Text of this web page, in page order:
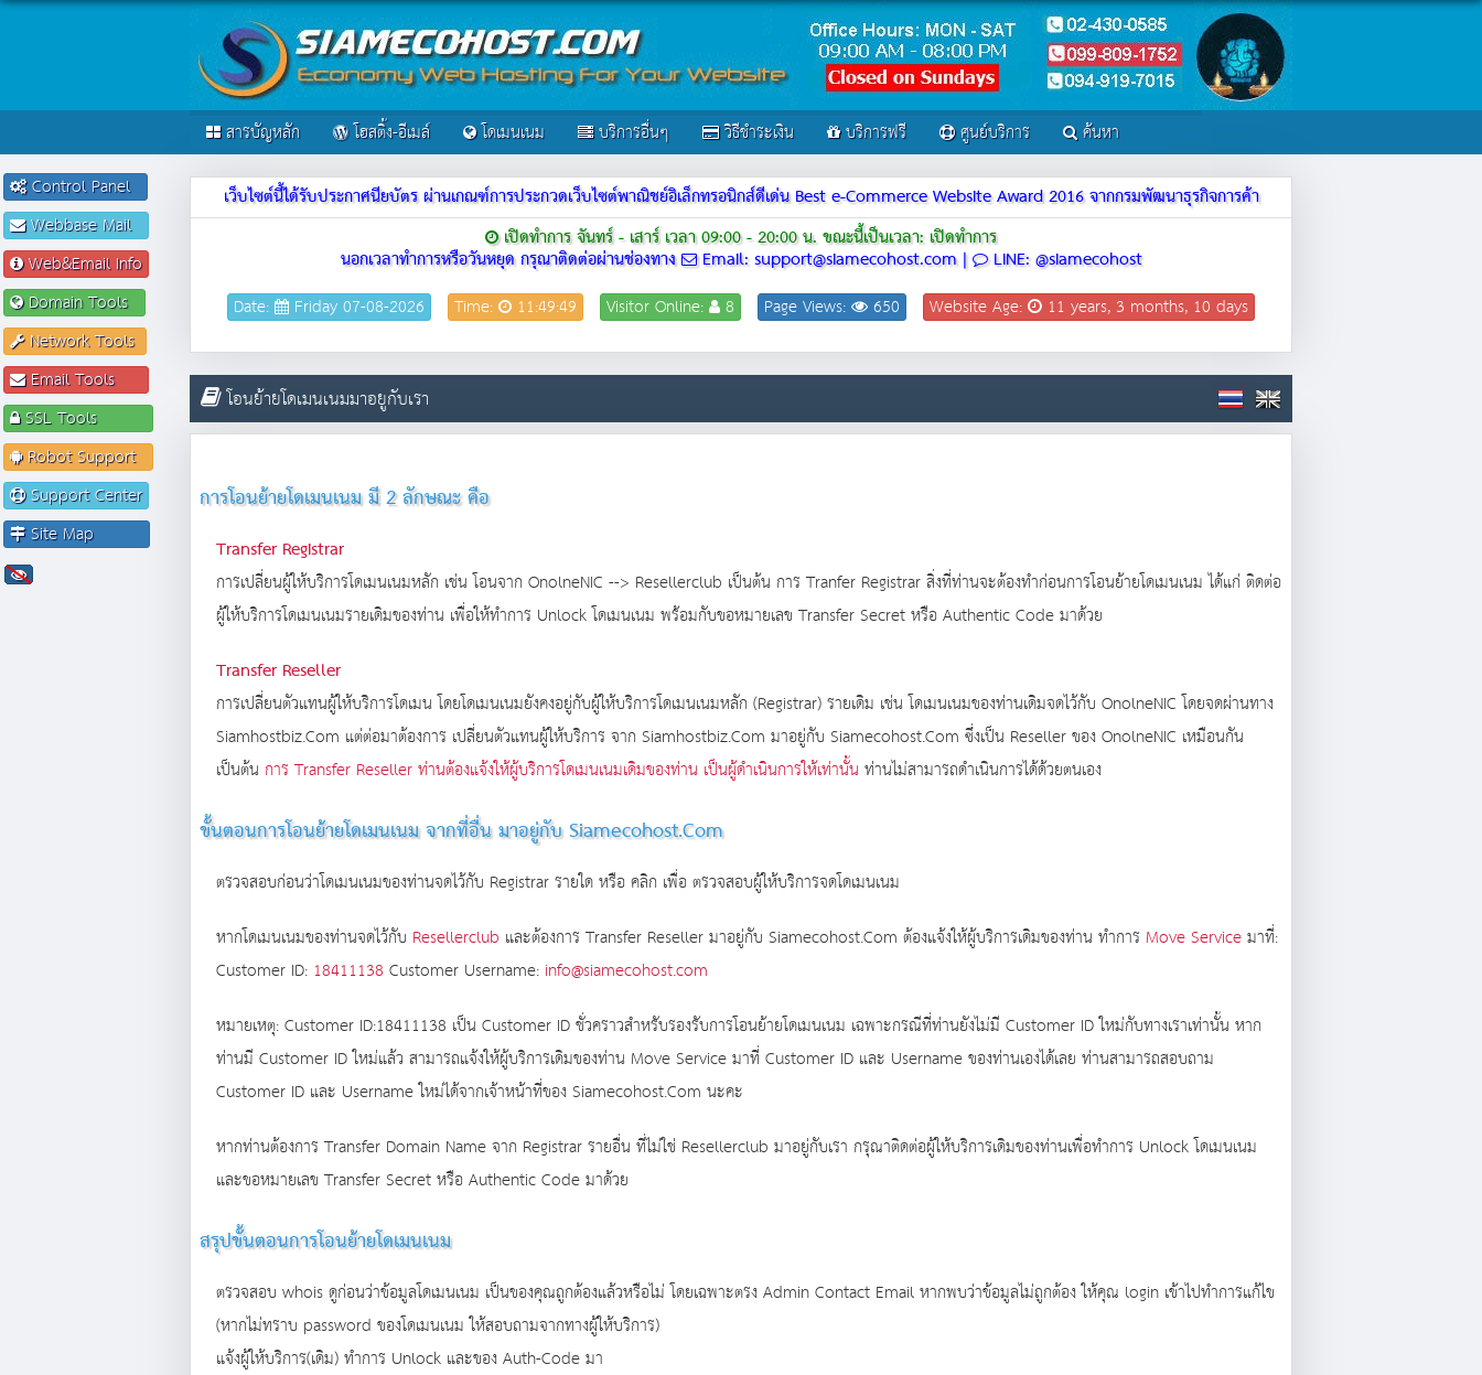
สารบัญหลัก โฮสติ้ง-อีเมล์ โดเมนเนม บริการอื่นๆ วิธีชำระเงิน บริการฟรี ศูนย์บริการ ค้นหา
เว็บไซต์นี้ได้รับประกาศนียบัตร ผ่านเกณฑ์การประกวดเว็บไซต์พาณิชย์อิเล็กทรอนิกส์ดีเด่น Best e-Commerce Website Award 2016 จากกรมพัฒนาธุรกิจการค้า
เปิดทำการ จันทร์ - เสาร์ เวลา 09:00 - 20:00 น.ขณะนี้เป็นเวลา: เปิดทำการ
นอกเวลาทำการหรือวันหยุด กรุณาติดต่อผ่านช่องทาง Email: support@siamecohost.com | LINE: @siamecohost
Date: Friday 07-08-2026 Time: 11:49:49 Visitor Online: 8 Page Views: 650 Website Age: 11 years, 3 months, 10 days
โอนย้ายโดเมนเนมมาอยูกับเรา
การโอนย้ายโดเมนเนม มี 2 ลักษณะ คือ
Transfer Registrar
การเปลี่ยนผู้ให้บริการโดเมนเนมหลัก เช่น โอนจาก OnolneNIC --> Resellerclub เป็นต้น การ Tranfer Registrar สิ่งที่ท่านจะต้องทำก่อนการโอนย้ายโดเมนเนม ได้แก่ ติดต่อ
ผู้ให้บริการโดเมนเนมรายเดิมของท่าน เพื่อให้ทำการ Unlock โดเมนเนม พร้อมกับขอหมายเลข Transfer Secret หรือ Authentic Code มาด้วย
Transfer Reseller
การเปลี่ยนตัวแทนผู้ให้บริการโดเมน โดยโดเมนเนมยังคงอยู่กับผู้ให้บริการโดเมนเนมหลัก (Registrar) รายเดิม เช่น โดเมนเนมของท่านเดิมจดไว้กับ OnolneNIC โดยจดผ่านทาง
Siamhostbiz.Com แต่ต่อมาต้องการ เปลี่ยนตัวแทนผู้ให้บริการ จาก Siamhostbiz.Com มาอยู่กับ Siamecohost.Com ซึ่งเป็น Reseller ของ OnolneNIC เหมือนกัน
เป็นต้น การ Transfer Reseller ท่านต้องแจ้งให้ผู้บริการโดเมนเนมเดิมของท่าน เป็นผู้ดำเนินการให้เท่านั้นท่านไม่สามารถดำเนินการได้ด้วยตนเอง
ขั้นตอนการโอนย้ายโดเมนเนม จากที่อื่น มาอยู่กับ Siamecohost.Com
ตรวจสอบก่อนว่าโดเมนเนมของท่านจดไว้กับ Registrar รายใด หรือ คลิก เพื่อ ตรวจสอบผู้ให้บริการจดโดเมนเนม
หากโดเมนเนมของท่านจดไว้กับ Resellerclub และต้องการ Transfer Reseller มาอยู่กับ Siamecohost.Com ต้องแจ้งให้ผู้บริการเดิมของท่าน ทำการ Move Serviceมาที่:
Customer ID: 18411138 Customer Username: info@siamecohost.com
หมายเหตุ: Customer ID:18411138 เป็น Customer ID ชั่วคราวสำหรับรองรับการโอนย้ายโดเมนเนม เฉพาะกรณีที่ท่านยังไม่มี Customer ID ใหม่กับทางเราเท่านั้น หาก
ท่านมี Customer ID ใหม่แล้ว สามารถแจ้งให้ผู้บริการเดิมของท่าน Move Service มาที่ Customer ID และ Username ของท่านเองได้เลย ท่านสามารถสอบถาม
Customer ID และ Username ใหม่ได้จากเจ้าหน้าที่ของ Siamecohost.Com นะคะ
หากท่านต้องการ Transfer Domain Name จาก Registrar รายอื่น ที่ไม่ใช่ Resellerclub มาอยู่กับเรา กรุณาติดต่อผู้ให้บริการเดิมของท่านเพื่อทำการ Unlock โดเมนเนม
และขอหมายเลข Transfer Secret หรือ Authentic Code มาด้วย
สรุปขั้นตอนการโอนย้ายโดเมนเนม
ตรวจสอบ whois ดูก่อนว่าข้อมูลโดเมนเนม เป็นของคุณถูกต้องแล้วหรือไม่ โดยเฉพาะตรง Admin Contact Email หากพบว่าข้อมูลไม่ถูกต้อง ให้คุณ login เข้าไปทำการแก้ไข
(หากไม่ทราบ password ของโดเมนเนม ให้สอบถามจากทางผู้ให้บริการ)
แจ้งผู้ให้บริการ(เดิม) ทำการ Unlock และของ Auth-Code มา
Control Panel
Webbase Mail
Web&Email Info
Domain Tools
Network Tools
Email Tools
SSL Tools
Robot Support
Support Center
Site Map